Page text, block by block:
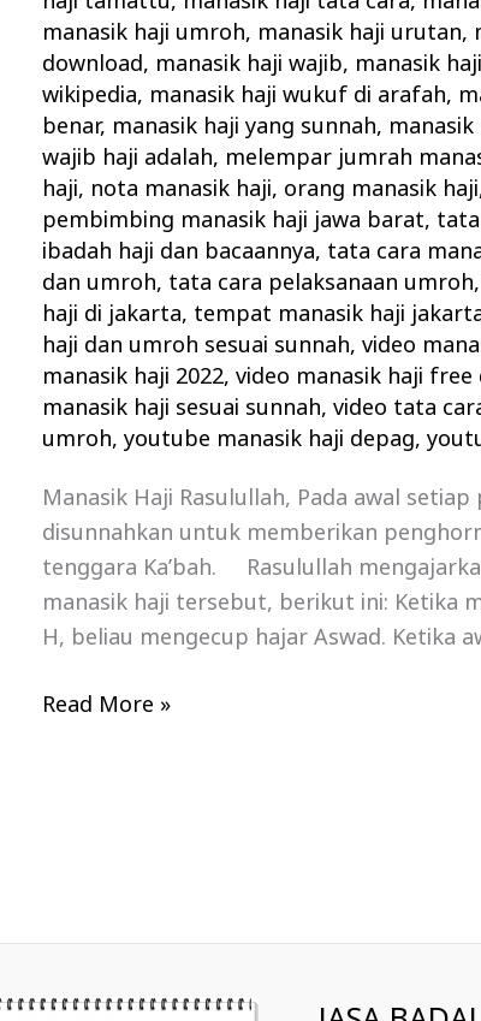
manasik haji umroh, manasik haji urutan,
download, manasik haji wajib, manasik
wikipedia, manasik haji wukuf di arafah,
benar, manasik haji yang sunnah,
wajib haji adalah, melempar jumrah
haji, nota manasik haji, orang manasik haji
pembimbing manasik haji jawa barat,
ibadah haji dan bacaannya, tata cara
dan umroh, tata cara pelaksanaan umroh,
haji di jakarta, tempat manasik haji
haji dan umroh sesuai sunnah,video
manasik haji 2022,video manasik haji free
manasik haji sesuai sunnah,video tata
umroh,youtube manasik haji depag,
Manasik Haji Rasulullah, Pada awal
disunnahkan untuk memberikan
tenggara Ka’bah. Rasulullah
manasik haji tersebut, berikut ini: Ketika
H, beliau mengecup hajar Aswad. Ketika
Read More »